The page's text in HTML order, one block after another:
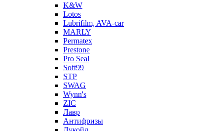
K&W
Lotos
Lubrifilm, AVA-car
MARLY
Permatex
Prestone
Pro Seal
Soft99
STP
SWAG
Wynn's
ZIC
Лавр
Антифризы